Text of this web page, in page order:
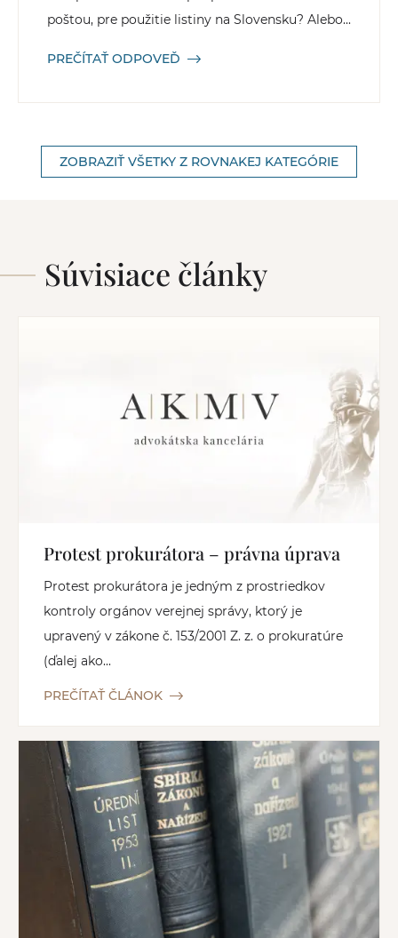
poštou, pre použitie listiny na Slovensku? Alebo...
PREČÍTAŤ ODPOVEĎ
ZOBRAZIŤ VŠETKY Z ROVNAKEJ KATEGÓRIE
Súvisiace články
Protest prokurátora – právna úprava
Protest prokurátora je jedným z prostriedkov
kontroly orgánov verejnej správy, ktorý je
upravený v zákone č. 153/2001 Z. z. o prokuratúre
(ďalej ako...
PREČÍTAŤ ČLÁNOK